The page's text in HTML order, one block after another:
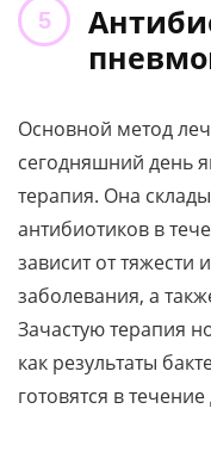
Основной метод
сегодняшний день
терапия. Она
антибиотиков в
зависит от тяжести
заболевания, а
Зачастую терапия
как результаты
готовятся в